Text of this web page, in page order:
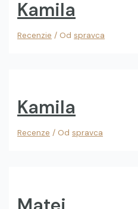
Kamila
Recenzie / Od spravca
Kamila
Recenze / Od spravca